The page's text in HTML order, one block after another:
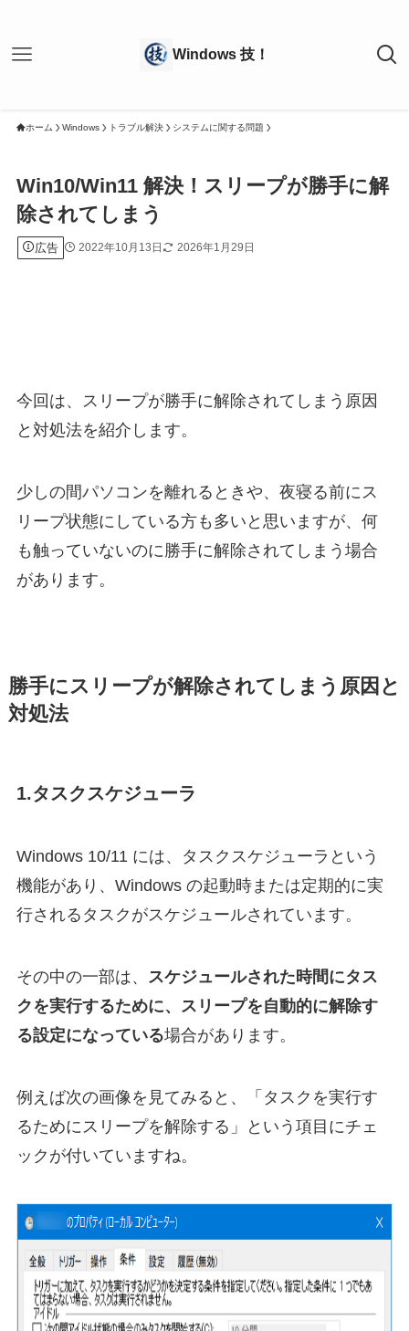
ホーム Windows トラブル解決 システムに関する問題
Win10/Win11 解決！スリープが勝手に解
除されてしまう
広告 2022年10月13日 2026年1月29日
今回は、スリープが勝手に解除されてしまう原因
と対処法を紹介します。
少しの間パソコンを離れるときや、夜寝る前にス
リープ状態にしている方も多いと思いますが、何
も触っていないのに勝手に解除されてしまう場合
があります。
勝手にスリープが解除されてしまう原因と
対処法
1.タスクスケジューラ
Windows 10/11 には、タスクスケジューラという
機能があり、Windows の起動時または定期的に実
行されるタスクがスケジュールされています。
その中の一部は、 スケジュールされた時間にタス
クを実行するために、スリープを自動的に解除す
る設定になっている場合があります。
例えば次の画像を見てみると、「タスクを実行す
るためにスリープを解除する」という項目にチェ
ックが付いていますね。